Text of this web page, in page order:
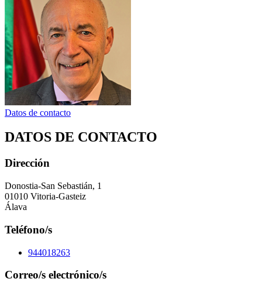
Datos de contacto
DATOS DE CONTACTO
Dirección
Donostia-San Sebastián, 1
01010 Vitoria-Gasteiz
Álava
Teléfono/s
944018263
Correo/s electrónico/s